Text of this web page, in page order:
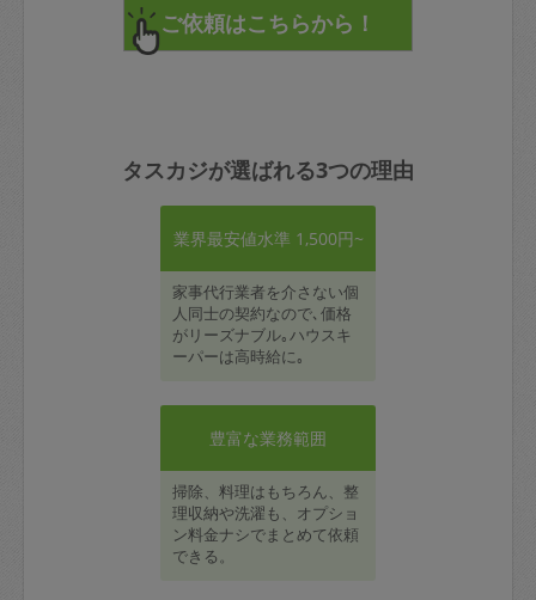
タスカジが選ばれる3つの理由
業界最安値水準 1,500円~
家事代行業者を介さない個
人同士の契約なので､価格
がリーズナブル｡ハウスキ
ーパーは高時給に｡
豊富な業務範囲
掃除、料理はもちろん、整
理収納や洗濯も、オプショ
ン料金ナシでまとめて依頼
できる。